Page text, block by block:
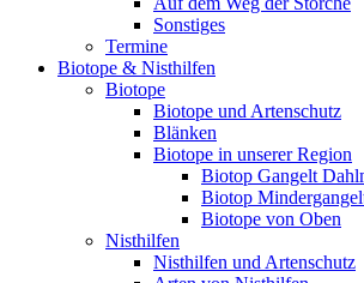
Sonstiges
Termine
Biotope & Nisthilfen
Biotope
Biotope und Artenschutz
Blänken
Biotope in unserer Region
Biotop Gangelt
Biotop
Biotope von Oben
Nisthilfen
Nisthilfen und Artenschutz